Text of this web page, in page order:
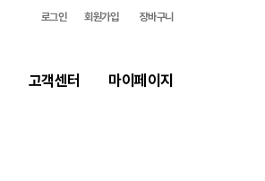
로그인 회원가입 장바구니
고객센터 마이페이지